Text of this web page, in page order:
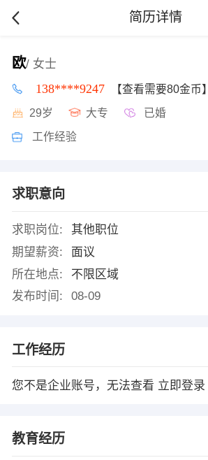
简历详情
欧/ 女士
138****9247 【查看需要80金币】
29岁 大专 已婚
工作经验
求职意向
求职岗位:
其他职位
期望薪资:
面议
所在地点:
不限区域
发布时间:
08-09
工作经历
您不是企业账号，无法查看 立即登录
教育经历